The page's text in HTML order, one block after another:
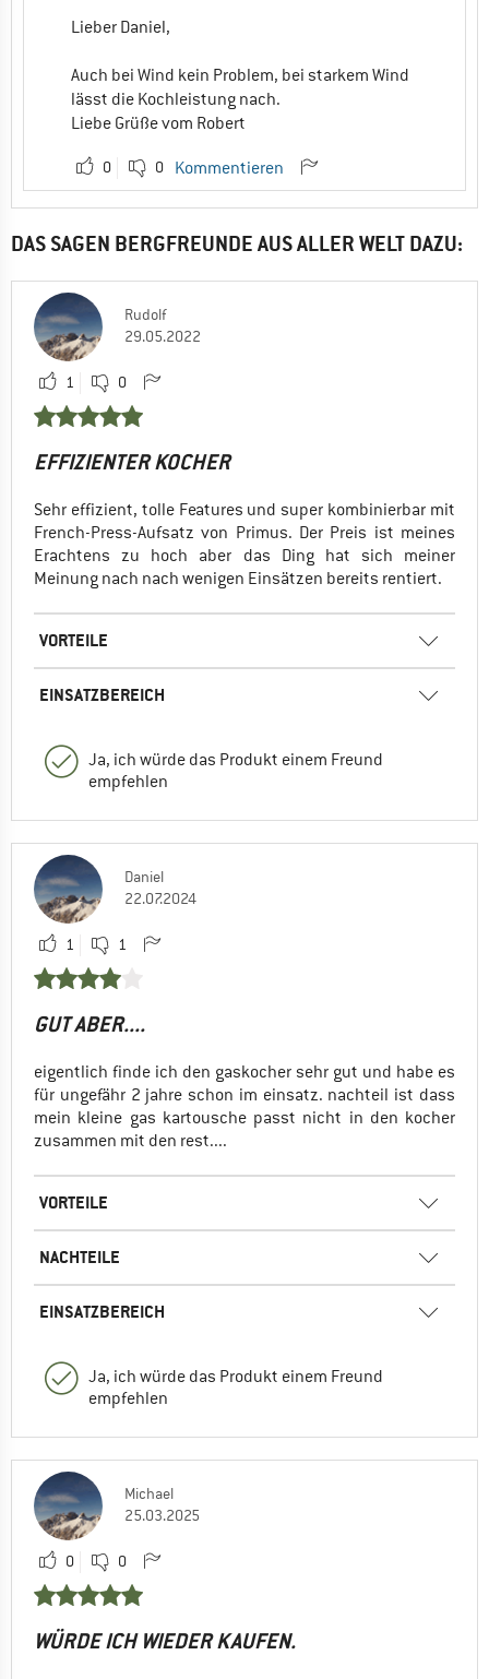
Lieber Daniel,
Auch bei Wind kein Problem, bei starkem Wind
lässt die Kochleistung nach.
Liebe Grüße vom Robert
0 0 Kommentieren
DAS SAGEN BERGFREUNDE AUS ALLER WELT DAZU:
Rudolf
29.05.2022
1 0
EFFIZIENTER KOCHER
Sehr effizient, tolle Features und super kombinierbar mit
French-Press-Aufsatz von Primus. Der Preis ist meines
Erachtens zu hoch aber das Ding hat sich meiner
Meinung nach nach wenigen Einsätzen bereits rentiert.
VORTEILE
EINSATZBEREICH
Ja, ich würde das Produkt einem Freund
empfehlen
Daniel
22.07.2024
1 1
GUT ABER....
eigentlich finde ich den gaskocher sehr gut und habe es
für ungefähr 2 jahre schon im einsatz. nachteil ist dass
mein kleine gas kartousche passt nicht in den kocher
zusammen mit den rest....
VORTEILE
NACHTEILE
EINSATZBEREICH
Ja, ich würde das Produkt einem Freund
empfehlen
Michael
25.03.2025
0 0
WÜRDE ICH WIEDER KAUFEN.